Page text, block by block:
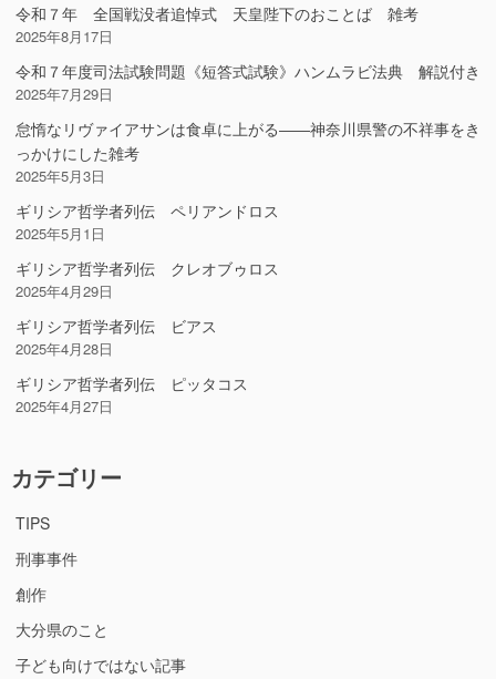
令和７年 全国戦没者追悼式 天皇陛下のおことば 雑考
2025年8月17日
令和７年度司法試験問題《短答式試験》ハンムラビ法典 解説付き
2025年7月29日
怠惰なリヴァイアサンは食卓に上がる――神奈川県警の不祥事をき
っかけにした雑考
2025年5月3日
ギリシア哲学者列伝 ペリアンドロス
2025年5月1日
ギリシア哲学者列伝 クレオブゥロス
2025年4月29日
ギリシア哲学者列伝 ビアス
2025年4月28日
ギリシア哲学者列伝 ピッタコス
2025年4月27日
カテゴリー
TIPS
刑事事件
創作
大分県のこと
子ども向けではない記事